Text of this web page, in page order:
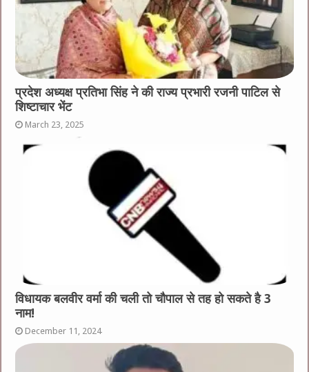
प्रदेश अध्यक्ष प्रतिभा सिंह ने की राज्य प्रभारी रजनी पाटिल से
शिष्टाचार भेंट
March 23, 2025
विधायक बलवीर वर्मा की चली तो चौपाल से तह हो सकते है 3
नाम!
December 11, 2024